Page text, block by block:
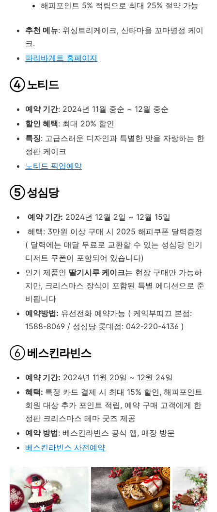
해피포인트 5% 적립으로 최대 25% 절약 가능
추천 메뉴: 위싱트리케이크, 산타마을 꼬마병정 케이
크.
파리바게트 홈페이지
④ 노티드
예약 기간: 2024년 11월 중순 ~ 12월 중순
할인 혜택: 최대 20% 할인
특징: 고급스러운 디자인과 특별한 맛을 자랑하는 한
정판 케이크
노티드 픽업예약
⑤성심당
예약 기간: 2024년 12월 2일 ~ 12월 15일
혜택: 3만원 이상 구매 시 2025 해피쿠폰 달력증정
( 달력에는 매달 무료로 교환할 수 있는 성심당 인기
디저트 쿠폰이 포함되어 있습니다)
인기 제품인 딸기시루 케이크는 현장 구매만 가능하
지만, 크리스마스 장식이 포함된 특별 에디션으로 준
비됩니다
예약방법: 유선전화 예약가능 ( 케익부띠끄 본점:
1588-8069 / 성심당 롯데점: 042-220-4136 )
⑥베스킨라빈스
예약 기간: 2024년 11월 20일 ~ 12월 24일
혜택: 특정 카드 결제 시 최대 15% 할인, 해피포인트
회원 대상 추가 포인트 적립, 예약 구매 고객에게 한
정판 크리스마스 테마 굿즈 제공
예약 방법: 베스킨라빈스 공식 앱, 매장 방문
베스킨라빈스 사전예약